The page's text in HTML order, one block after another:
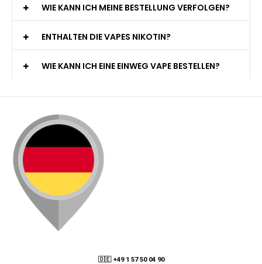
WIE KANN ICH MEINE BESTELLUNG VERFOLGEN?
ENTHALTEN DIE VAPES NIKOTIN?
WIE KANN ICH EINE EINWEG VAPE BESTELLEN?
🇩🇪 +49 1 57 50 04 90